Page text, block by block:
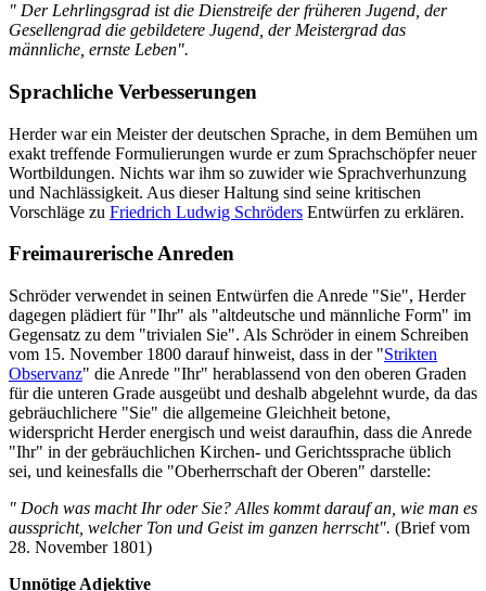
" Der Lehrlingsgrad ist die Dienstreife der früheren Jugend, der
Gesellengrad die gebildetere Jugend, der Meistergrad das
männliche, ernste Leben".
Sprachliche Verbesserungen
Herder war ein Meister der deutschen Sprache, in dem Bemühen um
exakt treffende Formulierungen wurde er zum Sprachschöpfer neuer
Wortbildungen. Nichts war ihm so zuwider wie Sprachverhunzung
und Nachlässigkeit. Aus dieser Haltung sind seine kritischen
Vorschläge zu Friedrich Ludwig Schröders Entwürfen zu erklären.
Freimaurerische Anreden
Schröder verwendet in seinen Entwürfen die Anrede "Sie", Herder
dagegen plädiert für "Ihr" als "altdeutsche und männliche Form" im
Gegensatz zu dem "trivialen Sie". Als Schröder in einem Schreiben
vom 15. November 1800 darauf hinweist, dass in der "Strikten
Observanz" die Anrede "Ihr" herablassend von den oberen Graden
für die unteren Grade ausgeübt und deshalb abgelehnt wurde, da das
gebräuchlichere "Sie" die allgemeine Gleichheit betone,
widerspricht Herder energisch und weist daraufhin, dass die Anrede
"Ihr" in der gebräuchlichen Kirchen- und Gerichtssprache üblich
sei, und keinesfalls die "Oberherrschaft der Oberen" darstelle:
" Doch was macht Ihr oder Sie? Alles kommt darauf an, wie man es
ausspricht, welcher Ton und Geist im ganzen herrscht". (Brief vom
28. November 1801)
Unnötige Adjektive